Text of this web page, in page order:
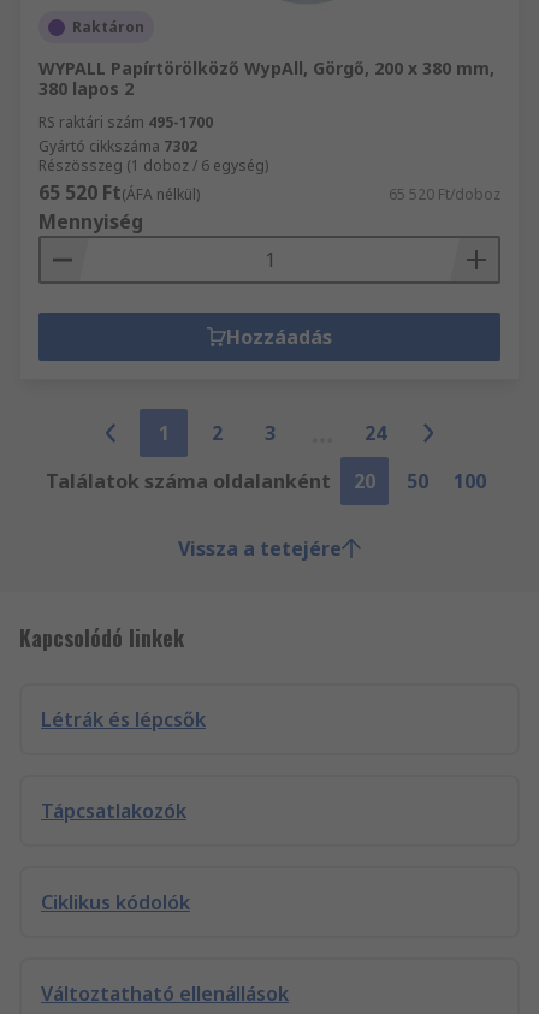
Raktáron
WYPALL Papírtörölköző WypAll, Görgő, 200 x 380 mm,
380 lapos 2
RS raktári szám 495-1700
Gyártó cikkszáma 7302
Részösszeg (1 doboz / 6 egység)
65 520 Ft(ÁFA nélkül) 65 520 Ft/doboz
Mennyiség
Hozzáadás
1 2 3
24
Találatok száma oldalanként
20 50 100
Vissza a tetejére
Kapcsolódó linkek
Létrák és lépcsők
Tápcsatlakozók
Ciklikus kódolók
Változtatható ellenállások